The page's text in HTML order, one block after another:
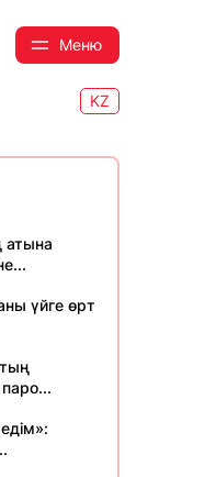
Меню
KZ
атына
үйге өрт